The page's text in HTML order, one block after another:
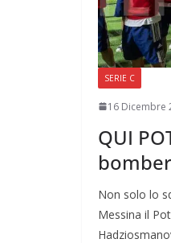
SERIE C
16 Dicembre
QUI
Non solo lo
Messina il